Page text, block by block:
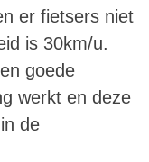
er fietsers niet
is 30km/u.
goede
werkt en deze
de